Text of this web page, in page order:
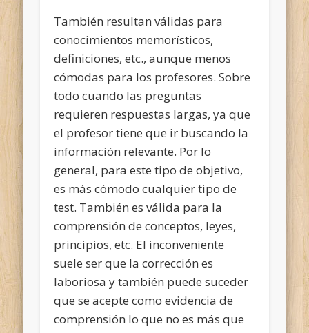
También resultan válidas para
conocimientos memorísticos,
definiciones, etc., aunque menos
cómodas para los profesores. Sobre
todo cuando las preguntas
requieren respuestas largas, ya que
el profesor tiene que ir buscando la
información relevante. Por lo
general, para este tipo de objetivo,
es más cómodo cualquier tipo de
test. También es válida para la
comprensión de conceptos, leyes,
principios, etc. El inconveniente
suele ser que la corrección es
laboriosa y también puede suceder
que se acepte como evidencia de
comprensión lo que no es más que